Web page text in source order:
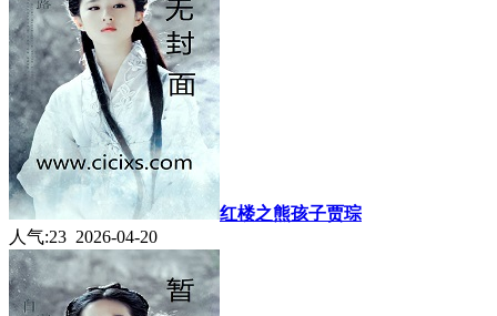
红楼之熊孩子贾琮
人气:23 2026-04-20